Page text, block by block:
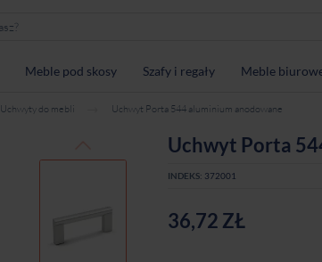
Meble pod skosy Szafy i regały Meble
Uchwyty do mebli Uchwyt Porta 544 aluminium anodowane
Uchwyt Porta
INDEKS: 372001
36,72 ZŁ